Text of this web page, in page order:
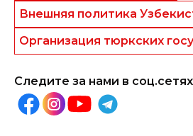
Внешняя политика
Организация тюркских
Следите за нами в соц.сетях